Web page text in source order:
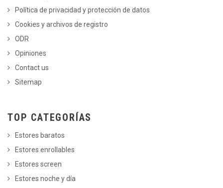
Política de privacidad y protección de datos
Cookies y archivos de registro
ODR
Opiniones
Contact us
Sitemap
TOP CATEGORÍAS
Estores baratos
Estores enrollables
Estores screen
Estores noche y día